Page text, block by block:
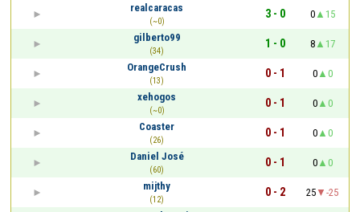
realcaracas
(~0)
3 - 0 0
15
gilberto99
(34)
1 - 0 8
17
OrangeCrush
(13)
0 - 1 0
0
xehogos
(~0)
0 - 1 0
0
Coaster
(26)
0 - 1 0
0
Daniel José
(60)
0 - 1 0
0
mijthy
(12)
0 - 2 25
-25